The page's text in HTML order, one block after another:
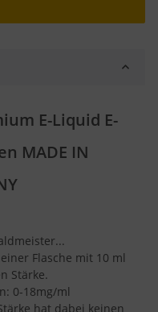
E-Liquid E-
MADE IN
Flasche mit 10 ml
Stärke.
0-18mg/ml
hat dabei keinen